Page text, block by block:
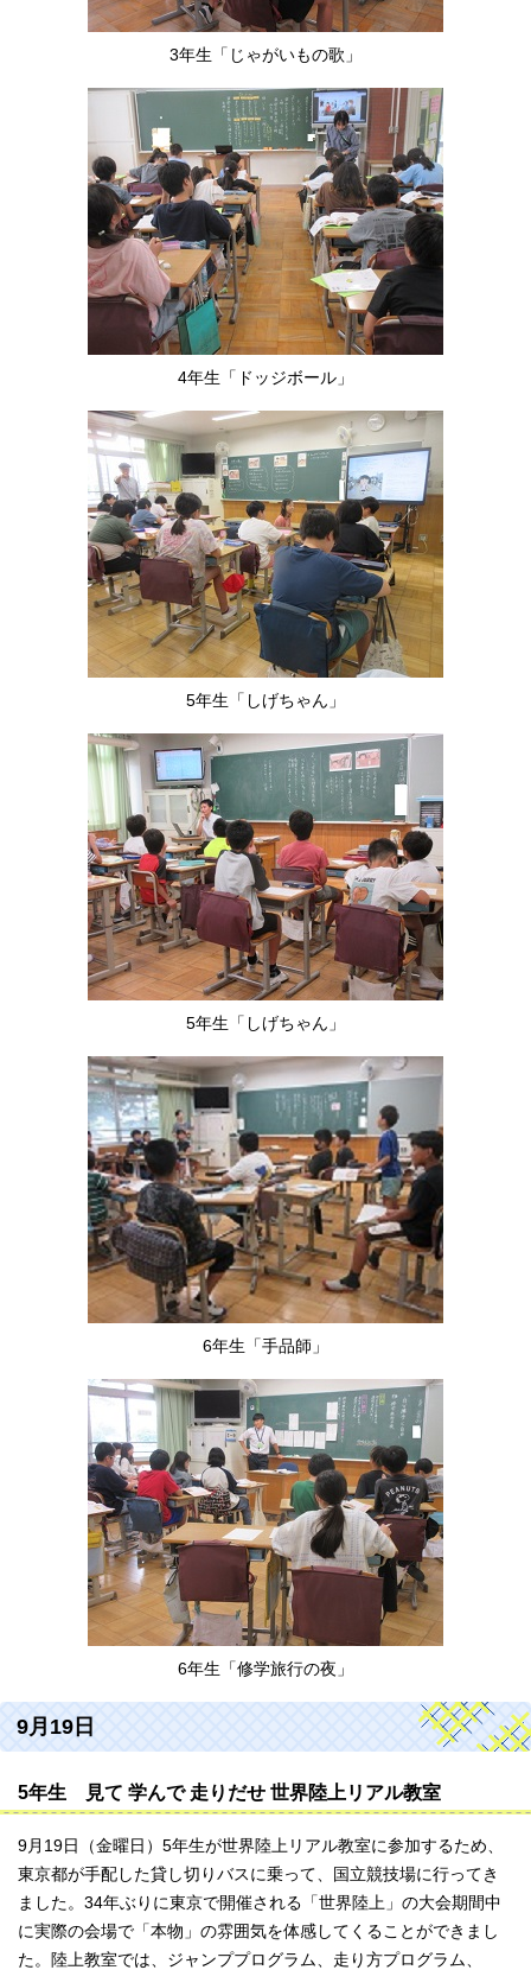
3年生「じゃがいもの歌」
4年生「ドッジボール」
5年生「しげちゃん」
5年生「しげちゃん」
6年生「手品師」
6年生「修学旅行の夜」
9月19日
5年生 見て 学んで 走りだせ 世界陸上リアル教室
9月19日（金曜日）5年生が世界陸上リアル教室に参加するため、
東京都が手配した貸し切りバスに乗って、国立競技場に行ってき
ました。34年ぶりに東京で開催される「世界陸上」の大会期間中
に実際の会場で「本物」の雰囲気を体感してくることができまし
た。陸上教室では、ジャンププログラム、走り方プログラム、